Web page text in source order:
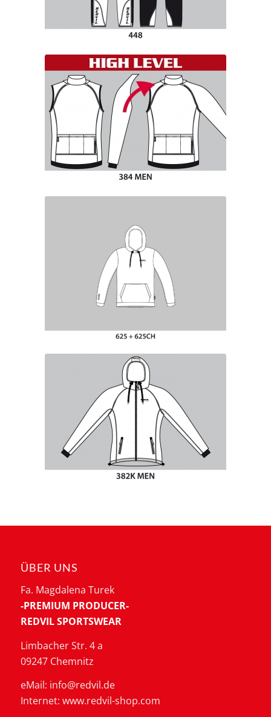
ÜBER UNS
Fa. Magdalena Turek
-PREMIUM PRODUCER-
REDVIL SPORTSWEAR
Limbacher Str. 4 a
09247 Chemnitz
eMail: info@redvil.de
Internet: www.redvil-shop.com